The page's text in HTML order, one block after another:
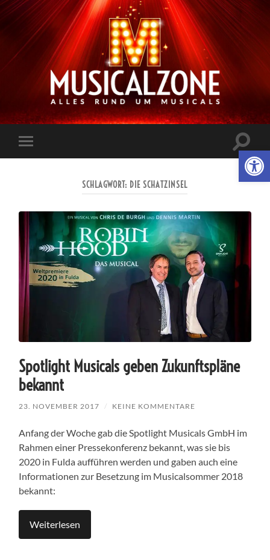
Musicalzone.de
Mobile-
Menü
ein-/
SCHLAGWORT: DIE SCHATZINSEL
Spotlight Musicals geben Zukunftspläne
bekannt
23. NOVEMBER 2017 / KEINE KOMMENTARE
Anfang der Woche gab die Spotlight Musicals GmbH im
Rahmen einer Pressekonferenz bekannt, was sie bis
2020 in Fulda aufführen werden und gaben auch eine
Informationen zur Besetzung im Musicalsommer 2018
bekannt:
Weiterlesen